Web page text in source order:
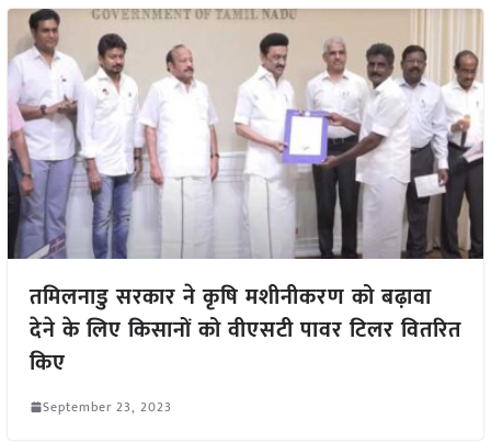
तमिलनाडु सरकार ने कृषि मशीनीकरण को बढ़ावा
देने के लिए किसानों को वीएसटी पावर टिलर वितरित
किए
September 23, 2023